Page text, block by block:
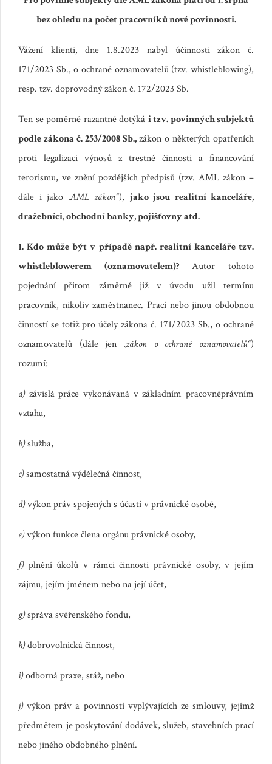
bez ohledu na počet pracovníků nové povinnosti.
Vážení klienti, dne 1.8.2023 nabyl účinnosti zákon č.
171/2023 Sb., o ochraně oznamovatelů (tzv. whistleblowing),
resp. tzv. doprovodný zákon č. 172/2023 Sb.
Ten se poměrně razantně dotýká i tzv. povinných subjektů
podle zákona č. 253/2008 Sb.,zákon o některých opatřeních
proti legalizaci výnosů z trestné činnosti a financování
terorismu, ve znění pozdějších předpisů (tzv. AML zákon –
dále i jako „AML zákon“), jako jsou realitní kanceláře,
dražebníci, obchodní banky, pojišťovny atd.
1. Kdo může být v případě např. realitní kanceláře tzv.
whistleblowerem (oznamovatelem)? Autor tohoto
pojednání přitom záměrně již v úvodu užil termínu
pracovník, nikoliv zaměstnanec. Prací nebo jinou obdobnou
činností se totiž pro účely zákona č. 171/2023 Sb., o ochraně
oznamovatelů (dále jen „zákon o ochraně oznamovatelů“)
rozumí:
a) závislá práce vykonávaná v základním pracovněprávním
vztahu,
b)služba,
c)samostatná výdělečná činnost,
d)výkon práv spojených s účastí v právnické osobě,
e)výkon funkce člena orgánu právnické osoby,
f) plnění úkolů v rámci činnosti právnické osoby, v jejím
zájmu, jejím jménem nebo na její účet,
g)správa svěřenského fondu,
h)dobrovolnická činnost,
i)odborná praxe, stáž, nebo
j)výkon práv a povinností vyplývajících ze smlouvy, jejímž
předmětem je poskytování dodávek, služeb, stavebních prací
nebo jiného obdobného plnění.